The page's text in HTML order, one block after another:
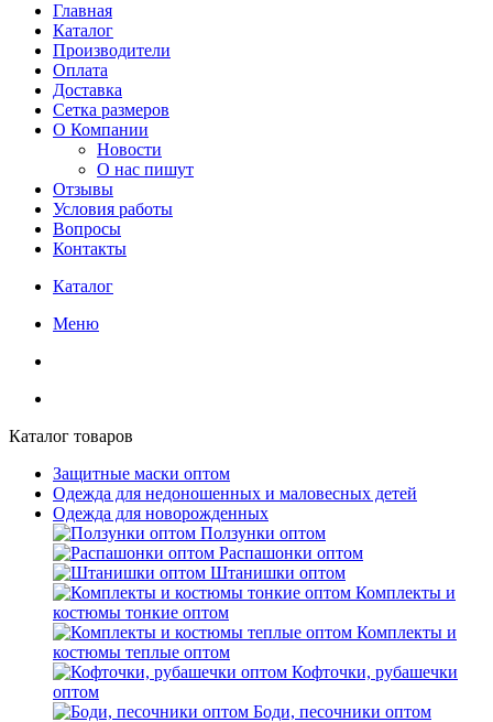
Главная
Каталог
Производители
Оплата
Доставка
Сетка размеров
О Компании
Новости
О нас пишут
Отзывы
Условия работы
Вопросы
Контакты
Каталог
Меню
Каталог товаров
Защитные маски оптом
Одежда для недоношенных и маловесных детей
Одежда для новорожденных
Ползунки оптом
Распашонки оптом
Штанишки оптом
Комплекты и
костюмы тонкие оптом
Комплекты и
костюмы теплые оптом
Кофточки, рубашечки
оптом
Боди, песочники оптом